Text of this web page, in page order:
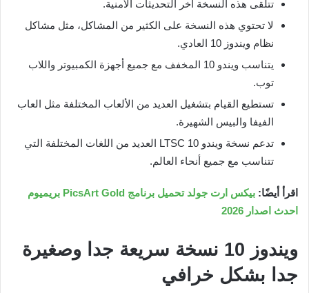
تتلقى هذه النسخة أخر التحديثات الأمنية.
لا تحتوي هذه النسخة على الكثير من المشاكل، مثل مشاكل
نظام ويندوز 10 العادي.
يتناسب ويندو 10 المخفف مع جميع أجهزة الكمبيوتر واللاب
توب.
تستطيع القيام بتشغيل العديد من الألعاب المختلفة مثل العاب
الفيفا والبيس الشهيرة.
تدعم نسخة ويندو 10 LTSC العديد من اللغات المختلفة التي
تتناسب مع جميع أنحاء العالم.
اقرأ أيضًا:
بيكس ارت جولد تحميل برنامج PicsArt Gold بريميوم
احدث اصدار 2026
ويندوز 10 نسخة سريعة جدا وصغيرة
جدا بشكل خرافي